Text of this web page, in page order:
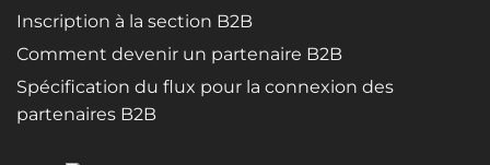
Inscription à la section B2B
Comment devenir un partenaire B2B
Spécification du flux pour la connexion des
partenaires B2B